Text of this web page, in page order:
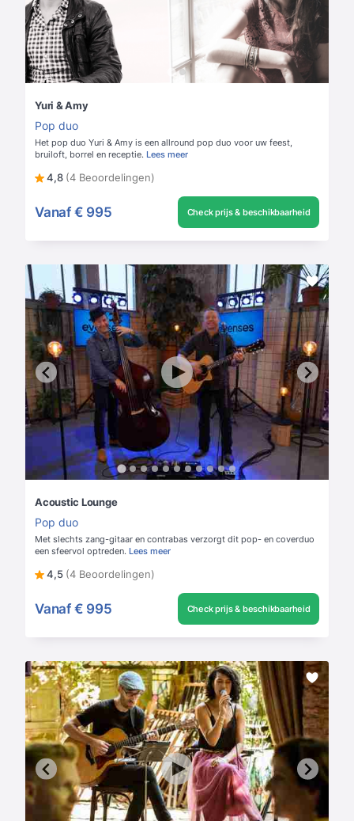
Yuri & Amy
Pop duo
Het pop duo Yuri & Amy is een allround pop duo voor uw feest,
bruiloft, borrel en receptie. Lees meer
4,8 (4 Beoordelingen)
Vanaf € 995 Check prijs & beschikbaarheid
Acoustic Lounge
Pop duo
Met slechts zang-gitaar en contrabas verzorgt dit pop- en coverduo
een sfeervol optreden. Lees meer
4,5 (4 Beoordelingen)
Vanaf € 995 Check prijs & beschikbaarheid